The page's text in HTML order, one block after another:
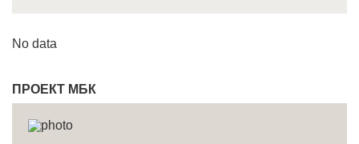
No data
ПРОЕКТ МБК